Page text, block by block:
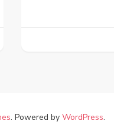
. Powered by WordPress.